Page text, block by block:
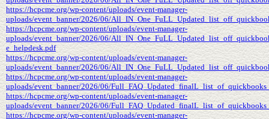
https://hcpcme.org/wp-content/uploads/event-manager-
uploads/event_banner/2026/06/
https://hcpcme.org/wp-content/uploads/event-manager-
uploads/event_banner/2026/06/
e_helpdesk.pdf
https://hcpcme.org/wp-content/uploads/event-manager-
uploads/event_banner/2026/06/
https://hcpcme.org/wp-content/uploads/event-manager-
uploads/event_banner/2026/06/
https://hcpcme.org/wp-content/uploads/event-manager-
uploads/event_banner/2026/06/
https://hcpcme.org/wp-content/uploads/event-manager-